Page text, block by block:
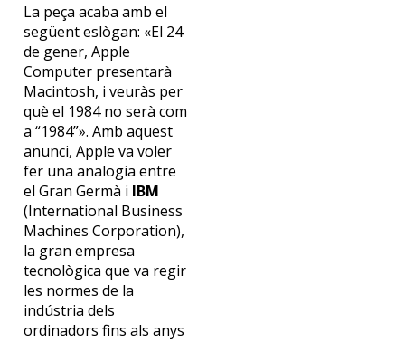
La peça acaba amb el
següent eslògan: «El 24
de gener, Apple
Computer presentarà
Macintosh, i veuràs per
què el 1984 no serà com
a “1984”». Amb aquest
anunci, Apple va voler
fer una analogia entre
el Gran Germà i IBM
(International Business
Machines Corporation),
la gran empresa
tecnològica que va regir
les normes de la
indústria dels
ordinadors fins als anys